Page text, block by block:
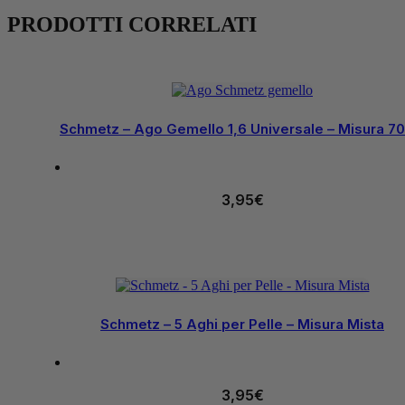
PRODOTTI CORRELATI
Schmetz – Ago Gemello 1,6 Universale – Misura
3,95€
Schmetz – 5 Aghi per Pelle – Misura Mista
3,95€